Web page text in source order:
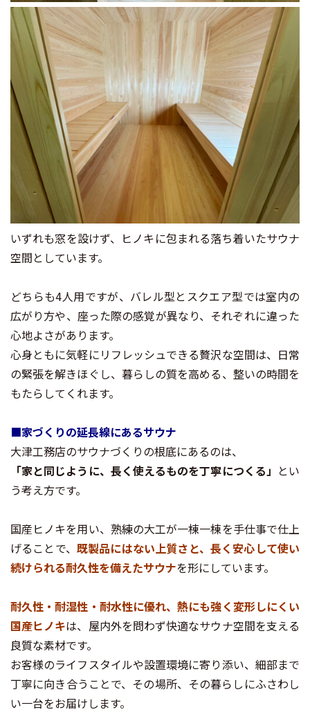
いずれも窓を設けず、ヒノキに包まれる落ち着いたサウナ
空間としています。
どちらも4人用ですが、バレル型とスクエア型では室内の
広がり方や、座った際の感覚が異なり、それぞれに違った
心地よさがあります。
心身ともに気軽にリフレッシュできる贅沢な空間は、日常
の緊張を解きほぐし、暮らしの質を高める、整いの時間を
もたらしてくれます。
■家づくりの延長線にあるサウナ
大津工務店のサウナづくりの根底にあるのは、
「家と同じように、長く使えるものを丁寧につくる」 とい
う考え方です。
国産ヒノキを用い、熟練の大工が一棟一棟を手仕事で仕上
げることで、 既製品にはない上質さと、長く安心して使い
続けられる耐久性を備えたサウナを形にしています。
耐久性・耐湿性・耐水性に優れ、熱にも強く変形しにくい
国産ヒノキは、屋内外を問わず快適なサウナ空間を支える
良質な素材です。
お客様のライフスタイルや設置環境に寄り添い、細部まで
丁寧に向き合うことで、その場所、その暮らしにふさわし
い一台をお届けします。